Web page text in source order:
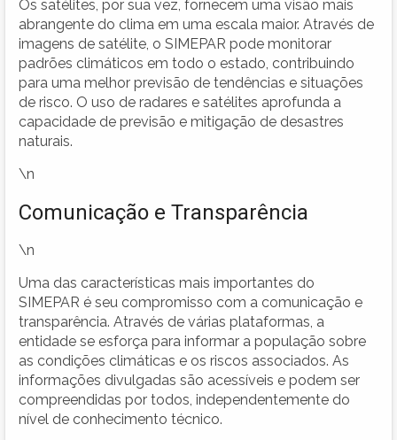
Os satélites, por sua vez, fornecem uma visão mais
abrangente do clima em uma escala maior. Através de
imagens de satélite, o SIMEPAR pode monitorar
padrões climáticos em todo o estado, contribuindo
para uma melhor previsão de tendências e situações
de risco. O uso de radares e satélites aprofunda a
capacidade de previsão e mitigação de desastres
naturais.
\n
Comunicação e Transparência
\n
Uma das características mais importantes do
SIMEPAR é seu compromisso com a comunicação e
transparência. Através de várias plataformas, a
entidade se esforça para informar a população sobre
as condições climáticas e os riscos associados. As
informações divulgadas são acessíveis e podem ser
compreendidas por todos, independentemente do
nível de conhecimento técnico.